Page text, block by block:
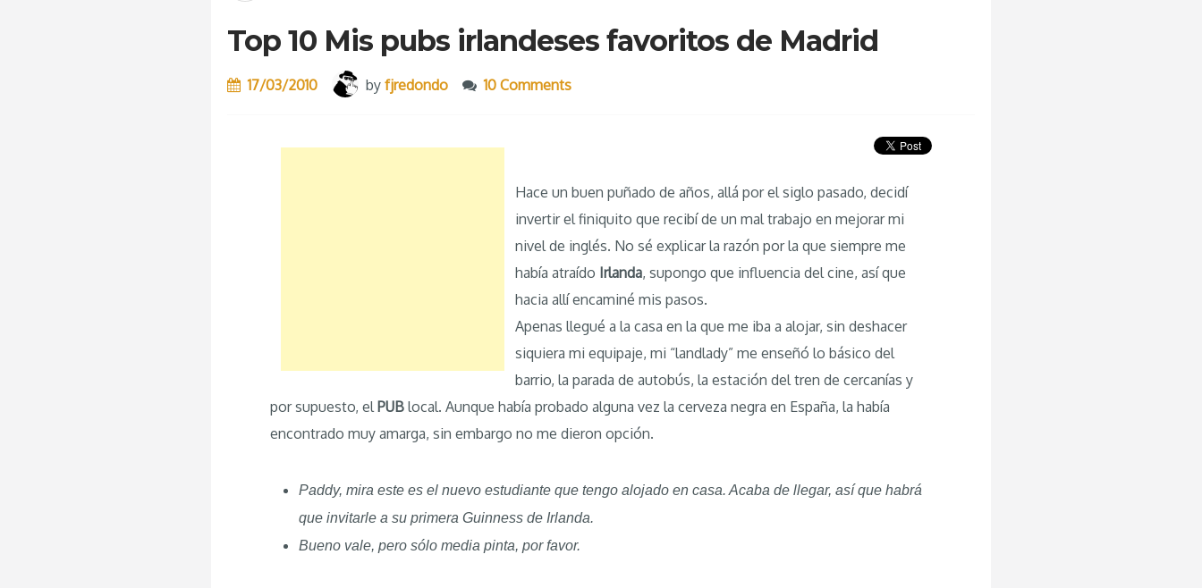
sobre
la
Top 10 Mis pubs irlandeses favoritos de Madrid
17/03/2010 by fjredondo 10 Comments
Hace un buen puñado de años, allá por el siglo pasado, decidí
invertir el finiquito que recibí de un mal trabajo en mejorar mi
nivel de inglés. No sé explicar la razón por la que siempre me
había atraído Irlanda, supongo que influencia del cine, así que
hacia allí encaminé mis pasos.
Apenas llegué a la casa en la que me iba a alojar, sin deshacer
siquiera mi equipaje, mi “landlady” me enseñó lo básico del
barrio, la parada de autobús, la estación del tren de cercanías y
por supuesto, el PUB local. Aunque había probado alguna vez la cerveza negra en España, la había
encontrado muy amarga, sin embargo no me dieron opción.
Paddy, mira este es el nuevo estudiante que tengo alojado en casa. Acaba de llegar, así que habrá
que invitarle a su primera Guinness de Irlanda.
Bueno vale, pero sólo media pinta, por favor.